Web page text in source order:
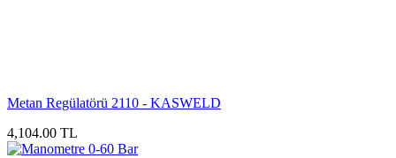
Metan Regülatörü 2110 - KASWELD
4,104.00 TL